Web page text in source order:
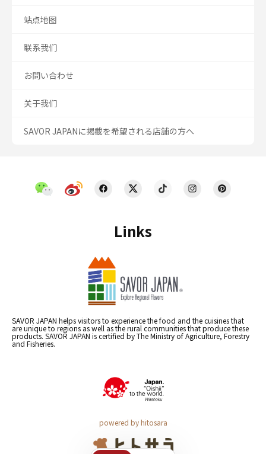
Links
SAVOR JAPAN helps visitors to experience the food and the cuisines that
are unique to regions as well as the rural communities that produce these
products. SAVOR JAPAN is certified by The Ministry of Agriculture, Forestry
and Fisheries.
powered by hitosara
站点地图
联系我们
お問い合わせ
关于我们
SAVOR JAPANに掲載を希望される店舗の方へ